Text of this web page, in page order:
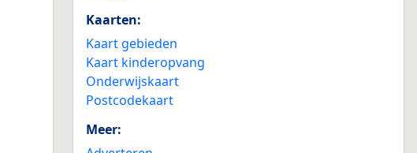
Kaarten:
Kaart gebieden
Kaart kinderopvang
Onderwijskaart
Postcodekaart
Meer: